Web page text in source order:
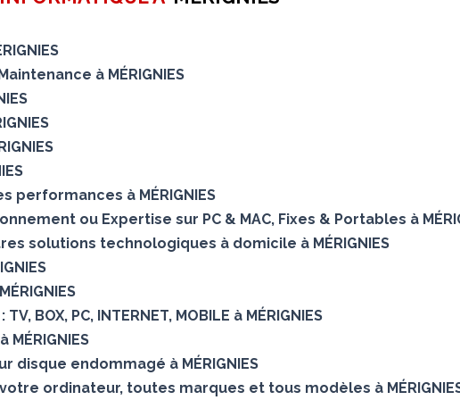
à MÉRIGNIES
à MÉRIGNIES
ou Expertise sur PC & MAC, Fixes & Portables à
solutions technologiques à domicile à MÉRIGNIES
BOX, PC, INTERNET, MOBILE à MÉRIGNIES
disque endommagé à MÉRIGNIES
ordinateur, toutes marques et tous modèles à